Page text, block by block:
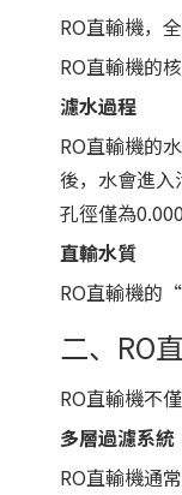
RO直輸機，
RO直輸機的
濾水過程
RO直輸機的
後，水會進
孔徑僅為
直輸水質
RO直輸機的
二、RO
RO直輸機不
多層過濾系統
RO直輸機通